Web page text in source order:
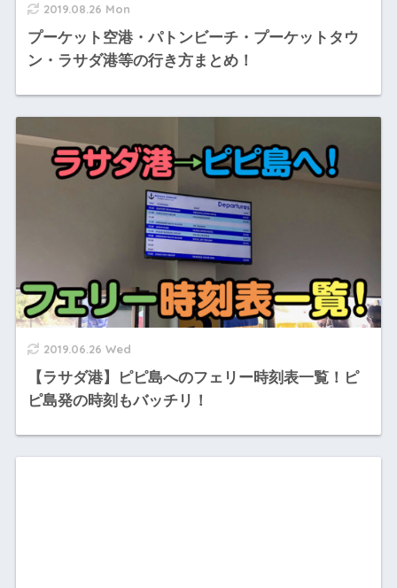
2019.08.26 Mon
プーケット空港・パトンビーチ・プーケットタウ
ン・ラサダ港等の行き方まとめ！
2019.06.26 Wed
【ラサダ港】ピピ島へのフェリー時刻表一覧！ピ
ピ島発の時刻もバッチリ！